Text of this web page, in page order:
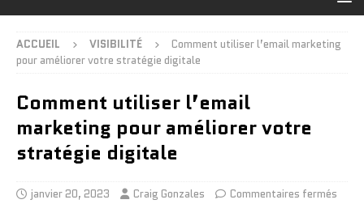
ACCUEIL VISIBILITÉ
Comment utiliser l’email marketing
pour améliorer votre stratégie digitale
Comment utiliser l’email
marketing pour améliorer votre
stratégie digitale
janvier 20, 2023 Craig Gonzales Commentaires fermés